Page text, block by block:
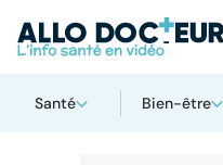
Santé Bien-être